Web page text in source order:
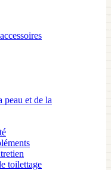
peau et de la
toilettage